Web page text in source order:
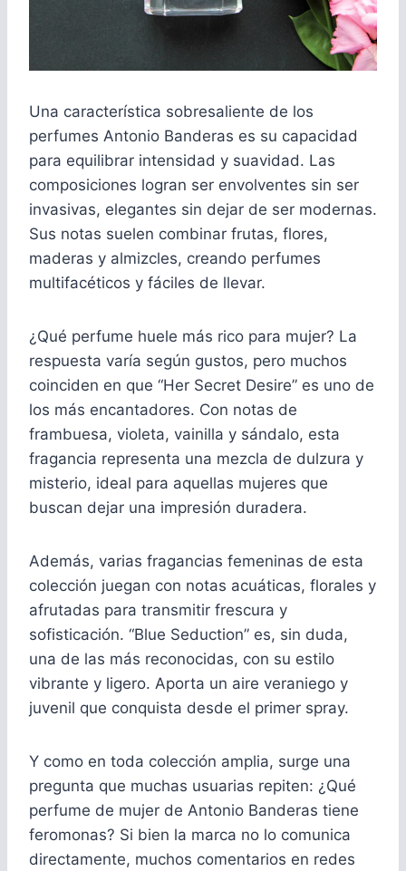
Una característica sobresaliente de los
perfumes Antonio Banderas es su capacidad
para equilibrar intensidad y suavidad. Las
composiciones logran ser envolventes sin ser
invasivas, elegantes sin dejar de ser modernas.
Sus notas suelen combinar frutas, flores,
maderas y almizcles, creando perfumes
multifacéticos y fáciles de llevar.
¿Qué perfume huele más rico para mujer? La
respuesta varía según gustos, pero muchos
coinciden en que “Her Secret Desire” es uno de
los más encantadores. Con notas de
frambuesa, violeta, vainilla y sándalo, esta
fragancia representa una mezcla de dulzura y
misterio, ideal para aquellas mujeres que
buscan dejar una impresión duradera.
Además, varias fragancias femeninas de esta
colección juegan con notas acuáticas, florales y
afrutadas para transmitir frescura y
sofisticación. “Blue Seduction” es, sin duda,
una de las más reconocidas, con su estilo
vibrante y ligero. Aporta un aire veraniego y
juvenil que conquista desde el primer spray.
Y como en toda colección amplia, surge una
pregunta que muchas usuarias repiten: ¿Qué
perfume de mujer de Antonio Banderas tiene
feromonas? Si bien la marca no lo comunica
directamente, muchos comentarios en redes